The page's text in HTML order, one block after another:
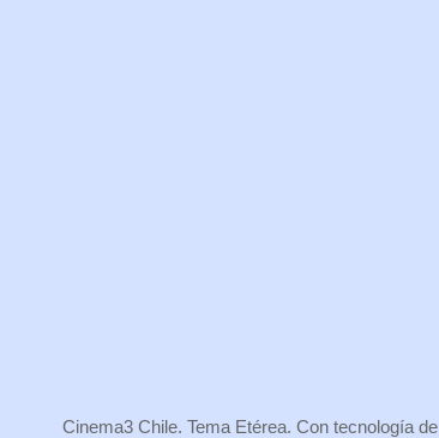
Cinema3 Chile. Tema Etérea. Con tecnología de